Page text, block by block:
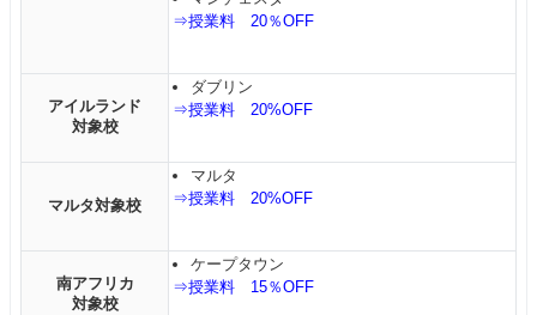
⇒授業料 20％OFF
アイルランド
対象校
ダブリン
⇒授業料 20%OFF
マルタ対象校
マルタ
⇒授業料 20%OFF
南アフリカ
対象校
ケープタウン
⇒授業料 15％OFF